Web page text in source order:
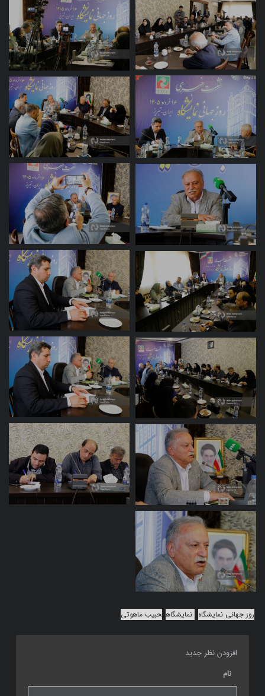
روز جهانی نمایشگاه نمایشگاه حبیب ماهوتی
افزودن نظر جدید
نام